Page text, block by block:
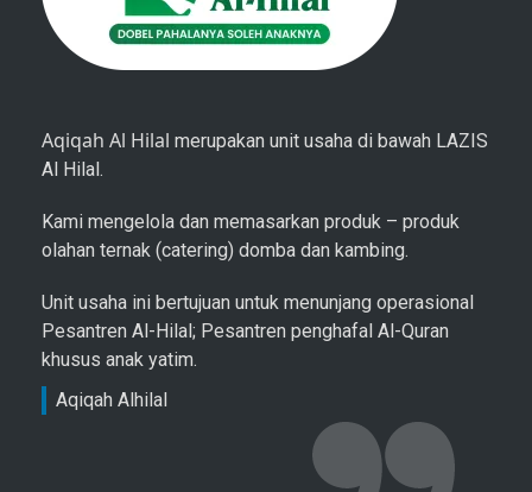
Aqiqah Al Hilal merupakan unit usaha di bawah LAZIS
Al Hilal.
Kami mengelola dan memasarkan produk – produk
olahan ternak (catering) domba dan kambing.
Unit usaha ini bertujuan untuk menunjang operasional
Pesantren Al-Hilal; Pesantren penghafal Al-Quran
khusus anak yatim.
Aqiqah Alhilal